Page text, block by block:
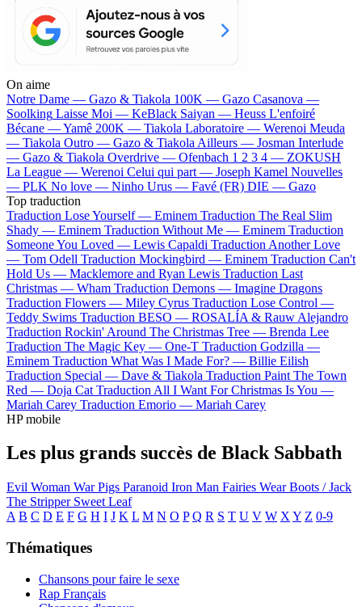
On aime
Notre Dame — Gazo & Tiakola 100K — Gazo Casanova —
Soolking Laisse Moi — KeBlack Saiyan — Heuss L'enfoiré
Bécane —Yamê 200K — Tiakola Laboratoire — Werenoi Meuda
— Tiakola Outro — Gazo & Tiakola Ailleurs — Josman Interlude
— Gazo & Tiakola Overdrive — Ofenbach 1 2 3 4 — ZOKUSH
La League — Werenoi Celui qui part — Joseph Kamel Nouvelles
— PLK No love — Ninho Urus — Favé (FR) DIE — Gazo
Top traduction
Traduction Lose Yourself — Eminem Traduction The Real Slim
Shady — Eminem Traduction Without Me — Eminem Traduction
Someone You Loved — Lewis Capaldi Traduction Another Love
— Tom Odell Traduction Mockingbird — Eminem Traduction Can't
Hold Us — Macklemore and Ryan Lewis Traduction Last
Christmas — Wham Traduction Demons — Imagine Dragons
Traduction Flowers — Miley Cyrus Traduction Lose Control —
Teddy Swims Traduction BESO — ROSALÍA & Rauw Alejandro
Traduction Rockin' Around The Christmas Tree — Brenda Lee
Traduction The Magic Key — One-T Traduction Godzilla —
Eminem Traduction What Was I Made For? — Billie Eilish
Traduction Special — Dave & Tiakola Traduction Paint The Town
Red — Doja Cat Traduction All I Want For Christmas Is You —
Mariah Carey Traduction Emorio — Mariah Carey
HP mobile
Les plus grands succès de Black Sabbath
Evil Woman War Pigs Paranoid Iron Man Fairies Wear Boots / Jack
The Stripper Sweet Leaf
A B C D E F G H I J K L M N O P Q R S T U V W X Y Z 0-9
Thématiques
Chansons pour faire le sexe
Rap Français